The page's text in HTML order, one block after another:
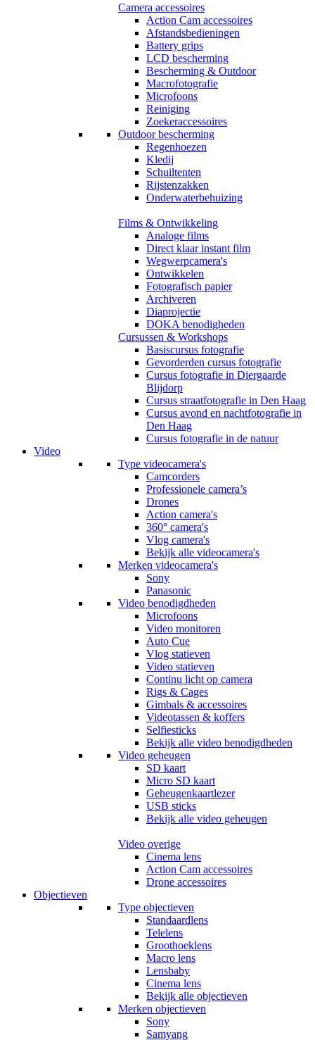
Camera accessoires
Action Cam accessoires
Afstandsbedieningen
Battery grips
LCD bescherming
Bescherming & Outdoor
Macrofotografie
Microfoons
Reiniging
Zoekeraccessoires
Outdoor bescherming
Regenhoezen
Kledij
Schuiltenten
Rijstenzakken
Onderwaterbehuizing
Films & Ontwikkeling
Analoge films
Direct klaar instant film
Wegwerpcamera's
Ontwikkelen
Fotografisch papier
Archiveren
Diaprojectie
DOKA benodigheden
Cursussen & Workshops
Basiscursus fotografie
Gevorderden cursus fotografie
Cursus fotografie in Diergaarde
Blijdorp
Cursus straatfotografie in Den Haag
Cursus avond en nachtfotografie in
Den Haag
Cursus fotografie in de natuur
Video
Type videocamera's
Camcorders
Professionele camera’s
Drones
Action camera's
360° camera's
Vlog camera's
Bekijk alle videocamera's
Merken videocamera's
Sony
Panasonic
Video benodigdheden
Microfoons
Video monitoren
Auto Cue
Vlog statieven
Video statieven
Continu licht op camera
Rigs & Cages
Gimbals & accessoires
Videotassen & koffers
Selfiesticks
Bekijk alle video benodigdheden
Video geheugen
SD kaart
Micro SD kaart
Geheugenkaartlezer
USB sticks
Bekijk alle video geheugen
Video overige
Cinema lens
Action Cam accessoires
Drone accessoires
Objectieven
Type objectieven
Standaardlens
Telelens
Groothoeklens
Macro lens
Lensbaby
Cinema lens
Bekijk alle objectieven
Merken objectieven
Sony
Samyang